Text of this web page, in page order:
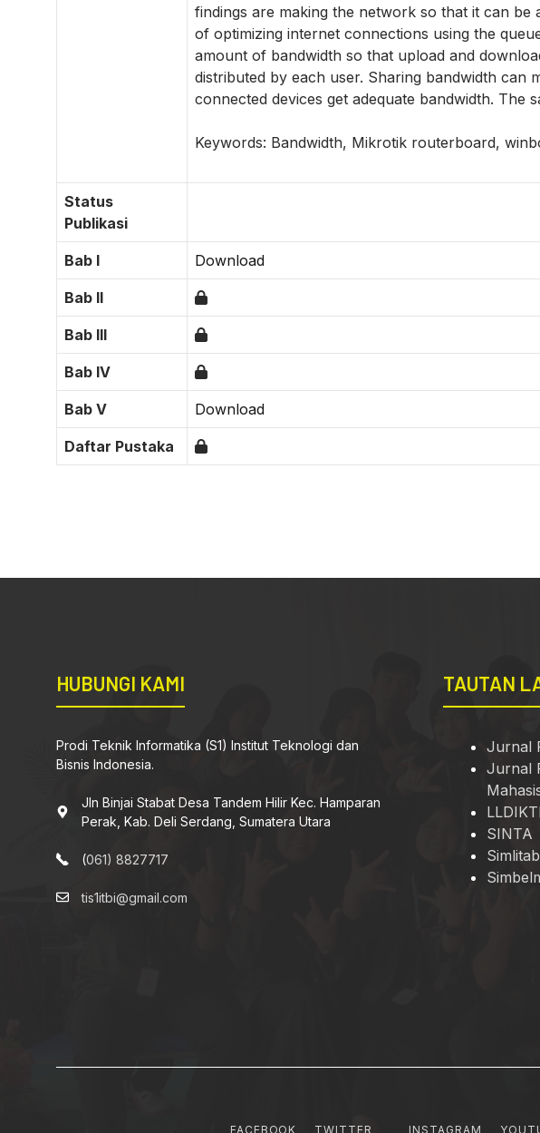
findings are making the network so that it can be
of optimizing internet connections using the
amount of bandwidth so that upload and
distributed by each user. Sharing bandwidth can
connected devices get adequate bandwidth. The
Keywords: Bandwidth, Mikrotik routerboard,
Status
Publikasi
Bab I Download
Bab II
Bab III
Bab IV
Bab V Download
Daftar Pustaka
HUBUNGI KAMI
Prodi Teknik Informatika (S1) Institut Teknologi dan
Bisnis Indonesia.
Jln Binjai Stabat Desa Tandem Hilir Kec. Hamparan
Perak, Kab. Deli Serdang, Sumatera Utara
(061) 8827717
tis1itbi@gmail.com
TAUTAN
Jurnal
Jurnal
SINTA
FACEBOOK TWITTER INSTAGRAM